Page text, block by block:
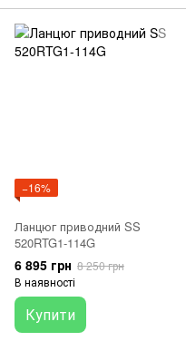
−16%
Ланцюг приводний SS
520RTG1-114G
6 895 грн 8 250 грн
В наявності
Купити